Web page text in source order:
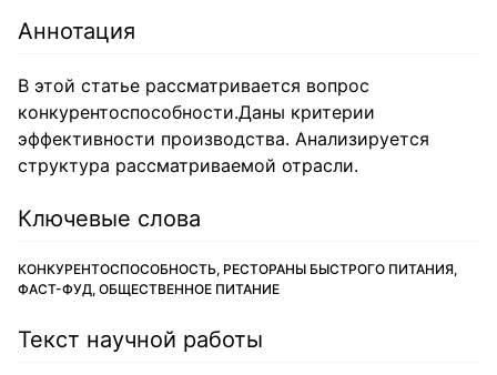
Аннотация
В этой статье рассматривается вопрос
конкурентоспособности.Даны критерии
эффективности производства. Анализируется
структура рассматриваемой отрасли.
Ключевые слова
КОНКУРЕНТОСПОСОБНОСТЬ, РЕСТОРАНЫ БЫСТРОГО ПИТАНИЯ,
ФАСТ-ФУД, ОБЩЕСТВЕННОЕ ПИТАНИЕ
Текст научной работы